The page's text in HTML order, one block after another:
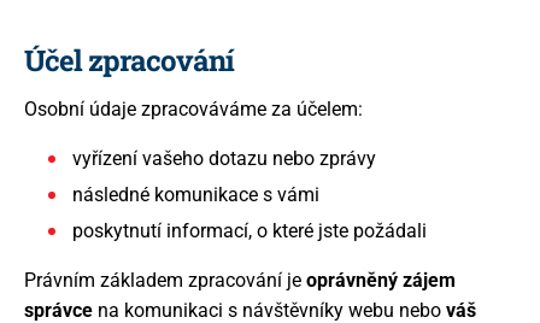
Účel zpracování
Osobní údaje zpracováváme za účelem:
vyřízení vašeho dotazu nebo zprávy
následné komunikace s vámi
poskytnutí informací, o které jste požádali
Právním základem zpracování je oprávněný zájem
správce na komunikaci s návštěvníky webu nebo váš